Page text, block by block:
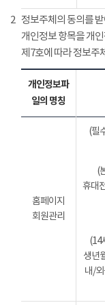
2 정보주체의 동의를
개인정보 항목을 개
제7호에 따라 정보주
개인정보파
일의 명칭
홈페이지
회원관리
(필
(
휴대
(14
생년
내/